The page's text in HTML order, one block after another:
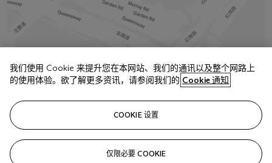
地址
中环美利道2号 The Henderson 六楼
联络我们
+852 2760 1766
infoasia@christies.com
我们使用 Cookie 来提升您在本网站、我们的通讯以及整个网路上
的使用体验。欲了解更多资讯，请参阅我们的 Cookie 通知
COOKIE 设置
仅限必要 COOKIE